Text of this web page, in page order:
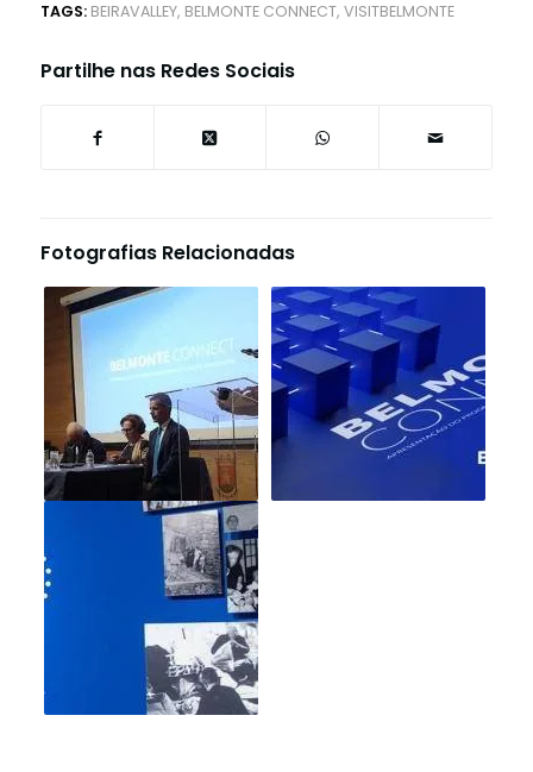
TAGS: BEIRAVALLEY, BELMONTE CONNECT, VISITBELMONTE
Partilhe nas Redes Sociais
Fotografias Relacionadas